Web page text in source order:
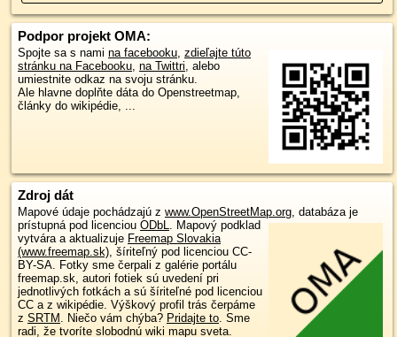
Podpor projekt OMA:
Spojte sa s nami na facebooku, zdieľajte túto
stránku na Facebooku, na Twittri, alebo
umiestnite odkaz na svoju stránku.
Ale hlavne doplňte dáta do Openstreetmap,
články do wikipédie, ...
Zdroj dát
Mapové údaje pochádzajú z www.OpenStreetMap.org, databáza je
prístupná pod licenciou ODbL. Mapový podklad
vytvára a aktualizuje Freemap Slovakia
(www.freemap.sk), šíriteľný pod licenciou CC-
BY-SA. Fotky sme čerpali z galérie portálu
freemap.sk, autori fotiek sú uvedení pri
jednotlivých fotkách a sú šíriteľné pod licenciou
CC a z wikipédie. Výškový profil trás čerpáme
z SRTM . Niečo vám chýba? Pridajte to. Sme
radi, že tvoríte slobodnú wiki mapu sveta.